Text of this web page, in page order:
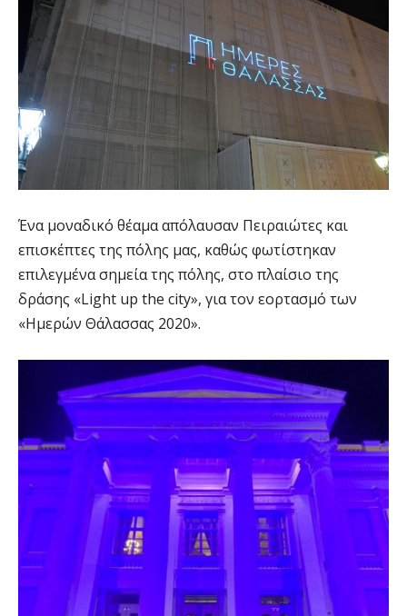
Ένα μοναδικό θέαμα απόλαυσαν Πειραιώτες και
επισκέπτες της πόλης μας, καθώς φωτίστηκαν
επιλεγμένα σημεία της πόλης, στο πλαίσιο της
δράσης «Light up the city», για τον εορτασμό των
«Ημερών Θάλασσας 2020».